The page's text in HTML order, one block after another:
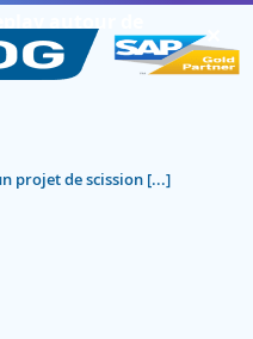
✕︎
projet de scission [...]